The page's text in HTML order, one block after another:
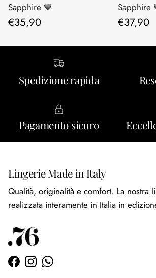
Sapphire 💙
Prezzo normale
€35,90
Sapphire
Prezzo
€37,90
Spedizione rapida
Pagamento sicuro
Lingerie Made in Italy
Qualità, originalità e comfort. La nostra
realizzata interamente in Italia in
Facebook
InstagramWhatsApp